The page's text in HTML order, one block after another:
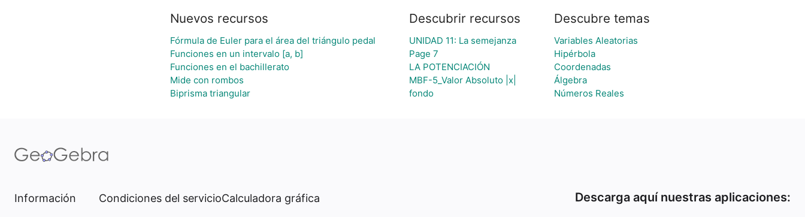
Nuevos recursos
Fórmula de Euler para el área del triángulo pedal
Funciones en un intervalo [a, b]
Funciones en el bachillerato
Mide con rombos
Biprisma triangular
Descubrir recursos
UNIDAD 11: La semejanza
Page 7
LA POTENCIACIÓN
MBF-5_Valor Absoluto |x|
fondo
Descubre temas
Variables Aleatorias
Hipérbola
Coordenadas
Álgebra
Números Reales
Información Condiciones del servicioCalculadora gráfica Descarga aquí nuestras aplicaciones: